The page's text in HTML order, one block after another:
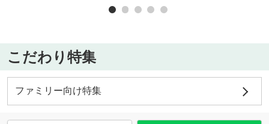
こだわり特集
ファミリー向け特集